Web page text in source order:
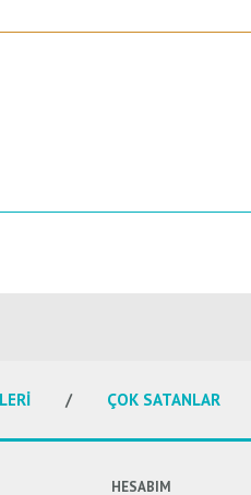
gördüğünüz noktaları öneri
ÇOK SATANLAR
HESABIM